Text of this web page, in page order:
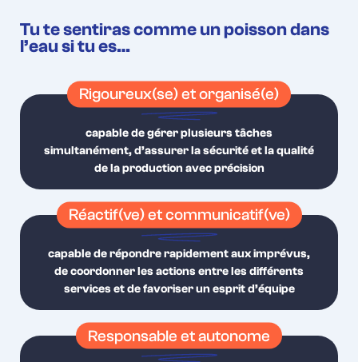
Tu te sentiras comme un poisson dans
l’eau si tu es…
Rigoureux(se) et organisé(e)
capable de gérer plusieurs tâches
simultanément, d’assurer la sécurité et la qualité
de la production avec précision
Réactif(ve) et communicatif(ve)
capable de répondre rapidement aux imprévus,
de coordonner les actions entre les différents
services et de favoriser un esprit d’équipe
Responsable et autonome